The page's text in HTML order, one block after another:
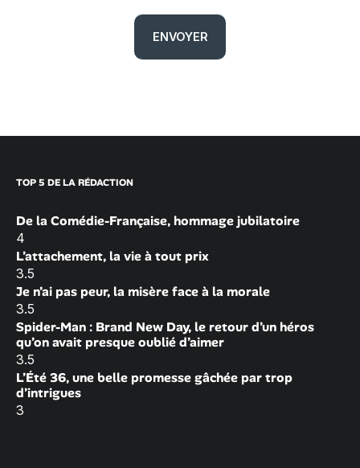
TOP 5 DE LA RÉDACTION
De la Comédie-Française, hommage jubilatoire
4
L’attachement, la vie à tout prix
3.5
Je n’ai pas peur, la misère face à la morale
3.5
Spider-Man : Brand New Day, le retour d’un héros
qu’on avait presque oublié d’aimer
3.5
L’Été 36, une belle promesse gâchée par trop
d’intrigues
3